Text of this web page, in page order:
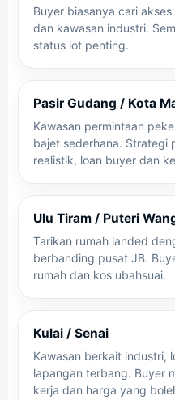
Buyer biasanya cari
dan kawasan industri.
status lot penting.
Pasir Gudang / Kota
Kawasan permintaan
bajet sederhana. Strategi
realistik, loan buyer dan
Ulu Tiram / Puteri
Tarikan rumah landed
berbanding pusat JB.
rumah dan kos ubahsuai.
Kulai / Senai
Kawasan berkait industri,
lapangan terbang. Buyer
kerja dan harga yang